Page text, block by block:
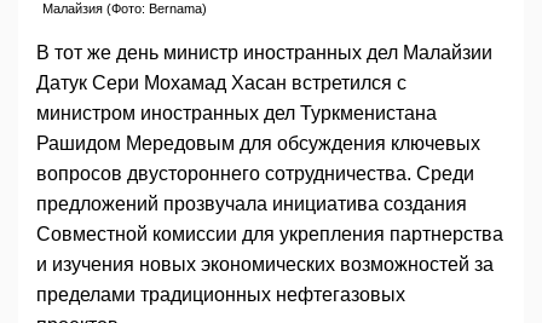
Малайзия (Фото: Bernama)
В тот же день министр иностранных дел Малайзии
Датук Сери Мохамад Хасан встретился с
министром иностранных дел Туркменистана
Рашидом Мередовым для обсуждения ключевых
вопросов двустороннего сотрудничества. Среди
предложений прозвучала инициатива создания
Совместной комиссии для укрепления партнерства
и изучения новых экономических возможностей за
пределами традиционных нефтегазовых